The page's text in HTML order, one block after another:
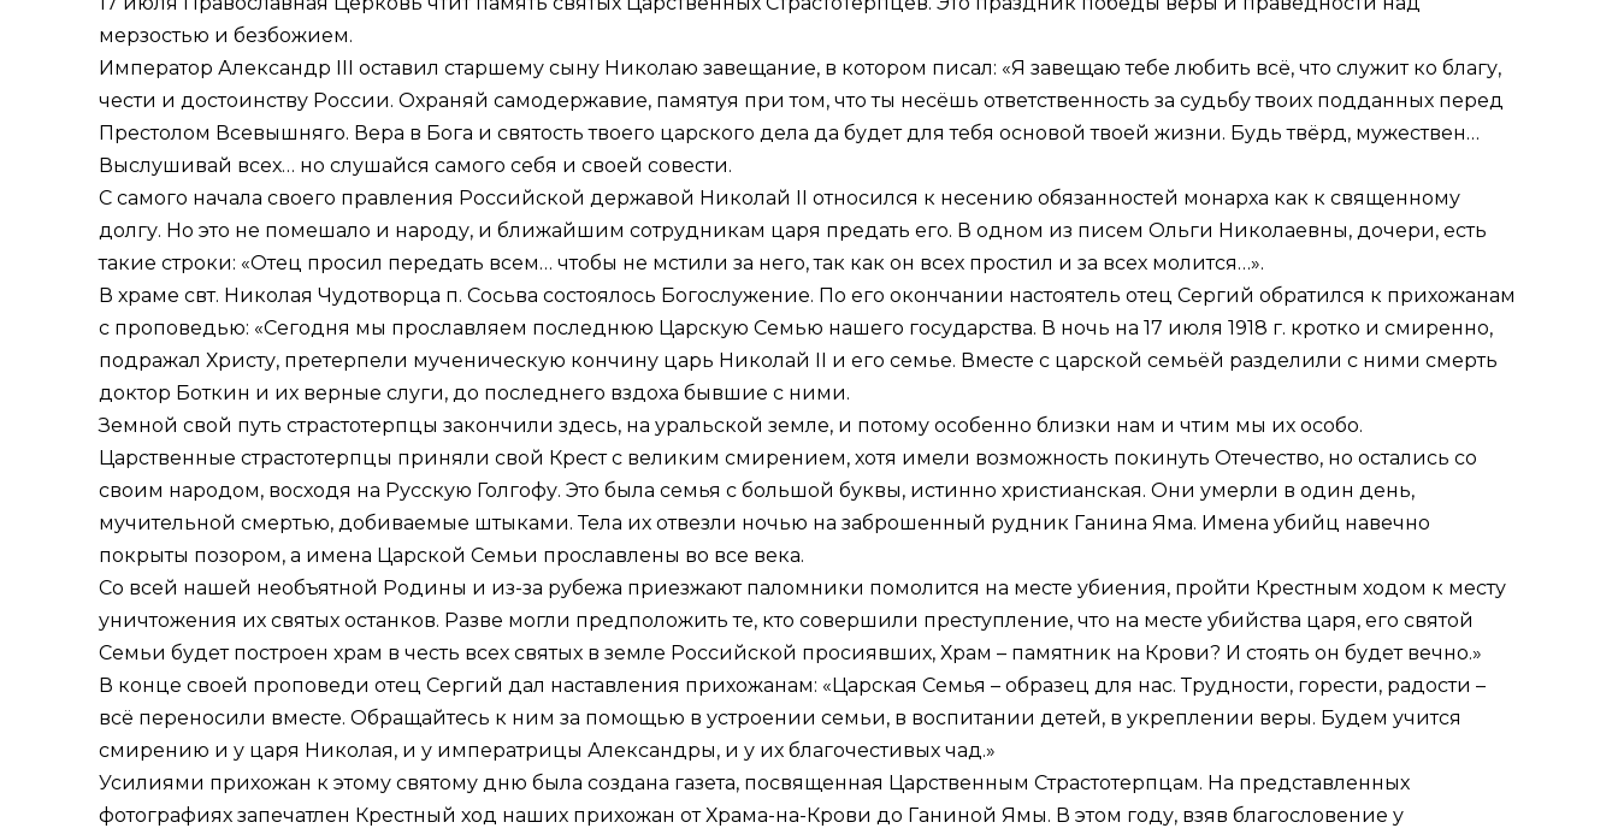
мерзостью и безбожием.
Император Александр III оставил старшему сыну Николаю завещание, в котором писал: «Я завещаю тебе любить всё, что служит ко благу,
чести и достоинству России. Охраняй самодержавие, памятуя при том, что ты несёшь ответственность за судьбу твоих подданных перед
Престолом Всевышняго. Вера в Бога и святость твоего царского дела да будет для тебя основой твоей жизни. Будь твёрд, мужествен…
Выслушивай всех… но слушайся самого себя и своей совести.
С самого начала своего правления Российской державой Николай II относился к несению обязанностей монарха как к священному
долгу. Но это не помешало и народу, и ближайшим сотрудникам царя предать его. В одном из писем Ольги Николаевны, дочери, есть
такие строки: «Отец просил передать всем… чтобы не мстили за него, так как он всех простил и за всех молится…».
В храме свт. Николая Чудотворца п. Сосьва состоялось Богослужение. По его окончании настоятель отец Сергий обратился к прихожанам
с проповедью: «Сегодня мы прославляем последнюю Царскую Семью нашего государства. В ночь на 17 июля 1918 г. кротко и смиренно,
подражал Христу, претерпели мученическую кончину царь Николай II и его семье. Вместе с царской семьёй разделили с ними смерть
доктор Боткин и их верные слуги, до последнего вздоха бывшие с ними.
Земной свой путь страстотерпцы закончили здесь, на уральской земле, и потому особенно близки нам и чтим мы их особо.
Царственные страстотерпцы приняли свой Крест с великим смирением, хотя имели возможность покинуть Отечество, но остались со
своим народом, восходя на Русскую Голгофу. Это была семья с большой буквы, истинно христианская. Они умерли в один день,
мучительной смертью, добиваемые штыками. Тела их отвезли ночью на заброшенный рудник Ганина Яма. Имена убийц навечно
покрыты позором, а имена Царской Семьи прославлены во все века.
Со всей нашей необъятной Родины и из-за рубежа приезжают паломники помолится на месте убиения, пройти Крестным ходом к месту
уничтожения их святых останков. Разве могли предположить те, кто совершили преступление, что на месте убийства царя, его святой
Семьи будет построен храм в честь всех святых в земле Российской просиявших, Храм – памятник на Крови? И стоять он будет вечно.»
В конце своей проповеди отец Сергий дал наставления прихожанам: «Царская Семья – образец для нас. Трудности, горести, радости –
всё переносили вместе. Обращайтесь к ним за помощью в устроении семьи, в воспитании детей, в укреплении веры. Будем учится
смирению и у царя Николая, и у императрицы Александры, и у их благочестивых чад.»
Усилиями прихожан к этому святому дню была создана газета, посвященная Царственным Страстотерпцам. На представленных
фотографиях запечатлен Крестный ход наших прихожан от Храма-на-Крови до Ганиной Ямы. В этом году, взяв благословение у